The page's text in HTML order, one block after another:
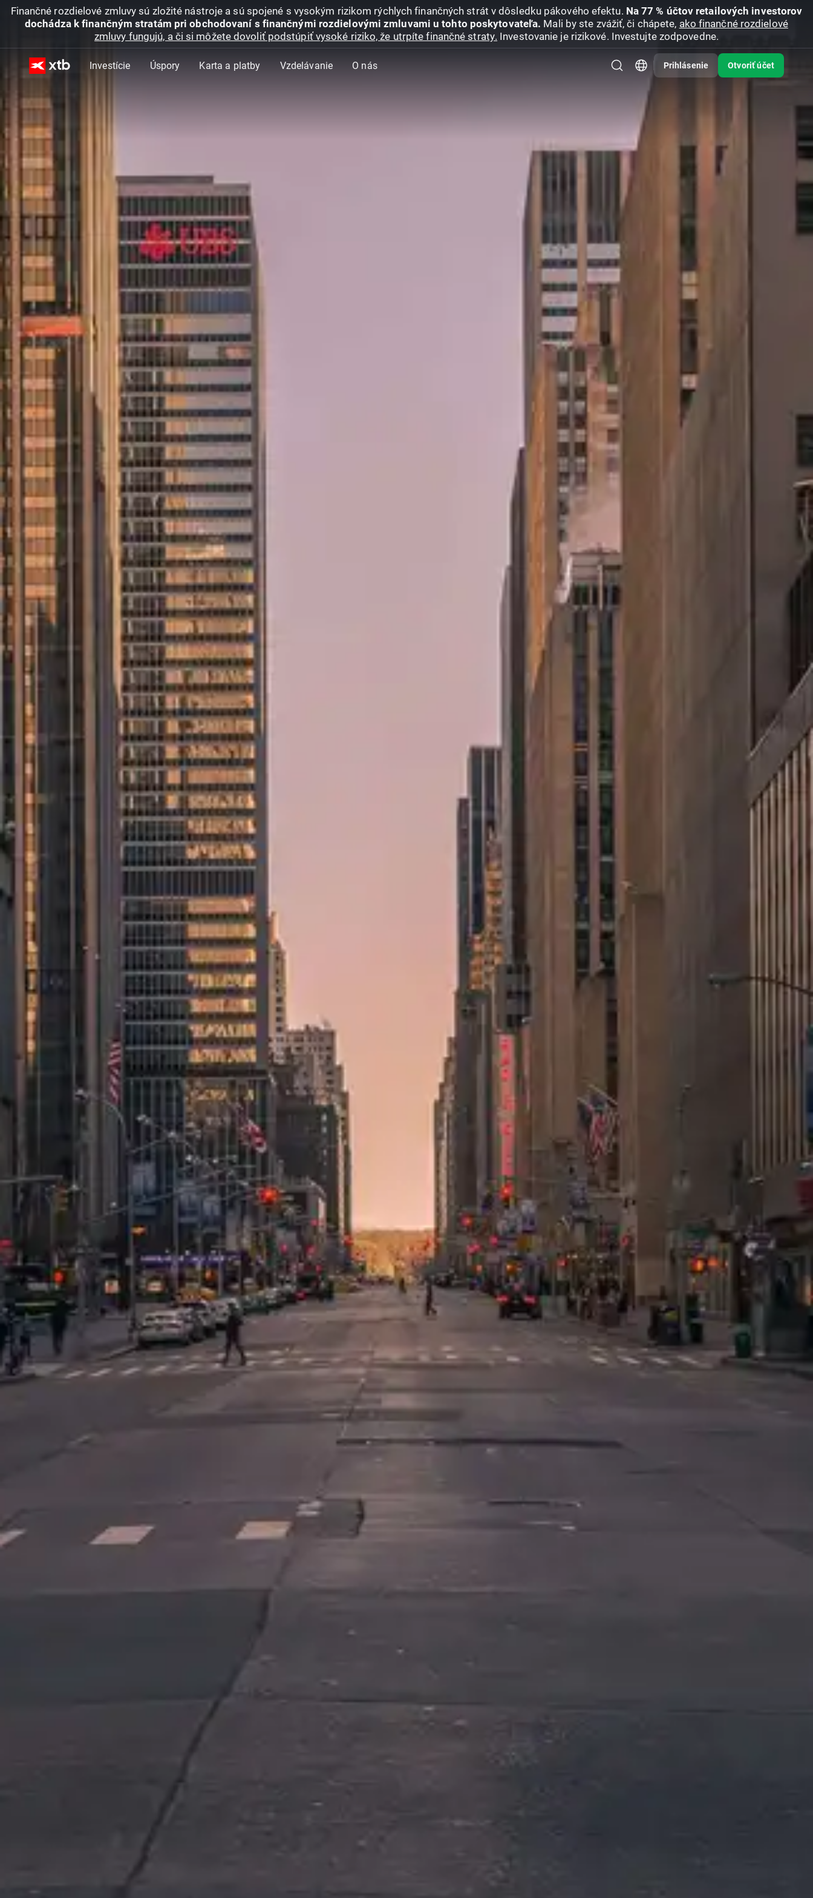
Finančné rozdielové zmluvy sú zložité nástroje a sú spojené s vysokým rizikom rýchlych finančných strát v dôsledku pákového efektu. Na 77 % účtov retailových investorov
dochádza k finančným stratám pri obchodovaní s finančnými rozdielovými zmluvami u tohto poskytovateľa. Mali by ste zvážiť, či chápete, ako finančné rozdielové
zmluvy fungujú, a či si môžete dovoliť podstúpiť vysoké riziko, že utrpíte finančné straty. Investovanie je rizikové. Investujte zodpovedne.
Investície Úspory Karta a platby Vzdelávanie O nás Prihlásenie Otvoriť účet